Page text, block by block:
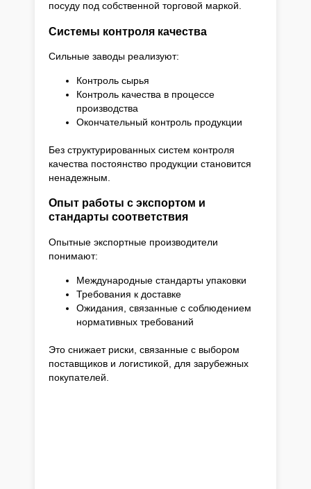
посуду под собственной торговой маркой.
Системы контроля качества
Сильные заводы реализуют:
Контроль сырья
Контроль качества в процессе
производства
Окончательный контроль продукции
Без структурированных систем контроля
качества постоянство продукции становится
ненадежным.
Опыт работы с экспортом и
стандарты соответствия
Опытные экспортные производители
понимают:
Международные стандарты упаковки
Требования к доставке
Ожидания, связанные с соблюдением
нормативных требований
Это снижает риски, связанные с выбором
поставщиков и логистикой, для зарубежных
покупателей.